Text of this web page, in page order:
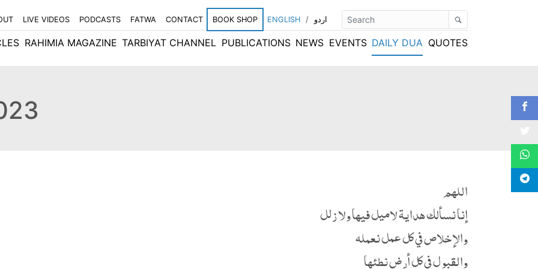
LIVE VIDEOS PODCASTS FATWA CONTACT BOOK SHOP ENGLISH / اردو
RAHIMIA MAGAZINE TARBIYAT CHANNEL PUBLICATIONS NEWS EVENTS DAILY DUA QUOTES
اللهم
إنا نسألك هداية لاميل فيها ولا زلل
والإخلاص في كل عمل نعمله
والقبول في كل أرض نطئها